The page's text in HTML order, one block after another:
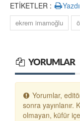
ETİKETLER :
ekrem imamoğlu
YORUMLAR
Yorumlar,
sonra yayınlanır.
olmayan, küfür